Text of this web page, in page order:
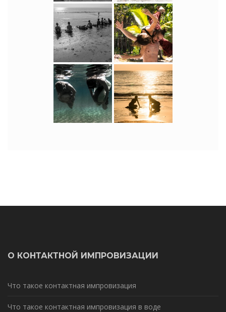
О КОНТАКТНОЙ ИМПРОВИЗАЦИИ
Что такое контактная импровизация
Что такое контактная импровизация в воде